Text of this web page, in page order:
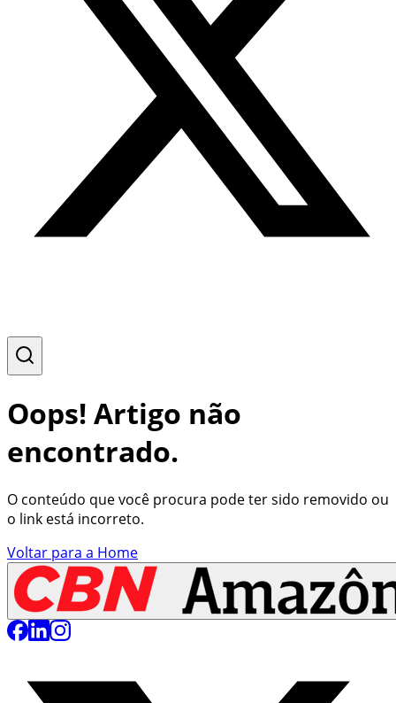
Oops! Artigo não
encontrado.
O conteúdo que você procura pode ter sido removido ou
o link está incorreto.
Voltar para a Home